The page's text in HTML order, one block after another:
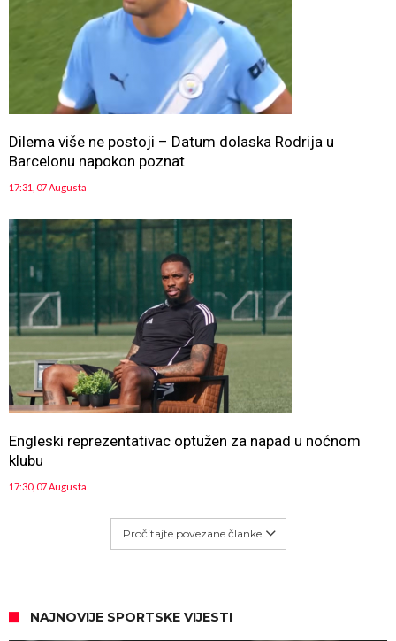
Dilema više ne postoji – Datum dolaska Rodrija u
Barcelonu napokon poznat
17:31, 07 Augusta
Engleski reprezentativac optužen za napad u noćnom
klubu
17:30, 07 Augusta
Pročitajte povezane članke
NAJNOVIJE SPORTSKE VIJESTI